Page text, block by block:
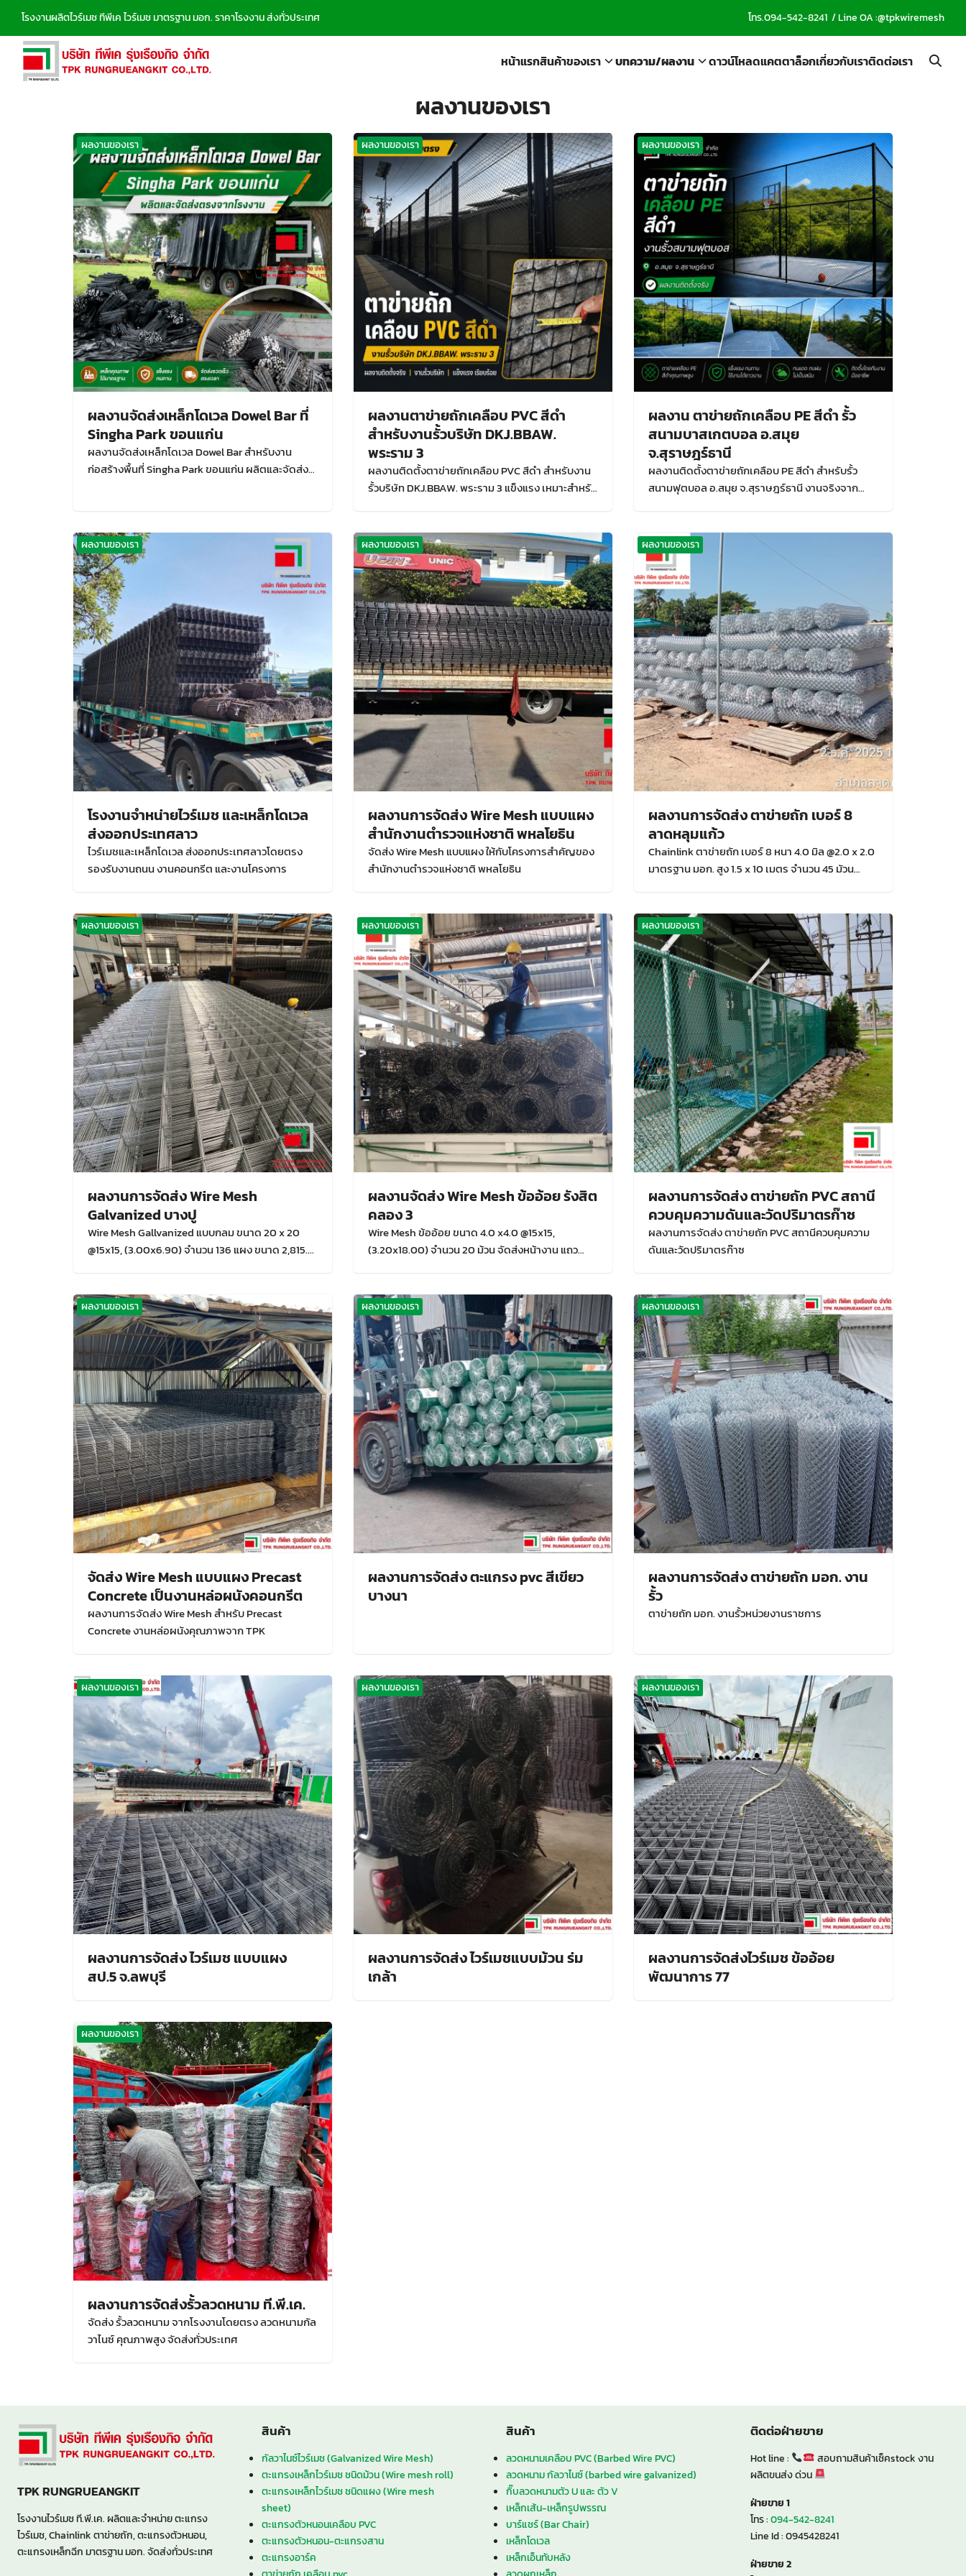
content
โรงงานผลิตไวร์เมช ทีพีเค ไวร์เมช มาตรฐาน มอก. ราคาโรงงาน ส่งทั่วประเทศ โทร.094-542-8241 / Line OA :@tpkwiremesh
หน้าแรกสินค้าของเรา บทความ/ผลงาน ดาวน์โหลดแคตตาล็อกเกี่ยวกับเราติดต่อเรา
ผลงานของเรา
ผลงานของเรา
ผลงานจัดส่งเหล็กโดเวล Dowel Bar ที่
Singha Park ขอนแก่น
ผลงานจัดส่งเหล็กโดเวล Dowel Bar สำหรับงาน
ก่อสร้างพื้นที่ Singha Park ขอนแก่น ผลิตและจัดส่ง
ผลงานของเรา
ผลงานตาข่ายถักเคลือบ PVC สีดำ
สำหรับงานรั้วบริษัท DKJ.BBAW.
พระราม 3
ผลงานติดตั้งตาข่ายถักเคลือบ PVC สีดำ สำหรับงาน
รั้วบริษัท DKJ.BBAW. พระราม 3 แข็งแรง เหมาะสำหรับ
ผลงานของเรา
ผลงาน ตาข่ายถักเคลือบ PE สีดำ รั้ว
สนามบาสเกตบอล อ.สมุย
จ.สุราษฎร์ธานี
ผลงานติดตั้งตาข่ายถักเคลือบ PE สีดำ สำหรับรั้ว
สนามฟุตบอล อ.สมุย จ.สุราษฎร์ธานี งานจริงจาก
ผลงานของเรา
โรงงานจำหน่ายไวร์เมช และเหล็กโดเวล
ส่งออกประเทศลาว
ไวร์เมชและเหล็กโดเวล ส่งออกประเทศลาวโดยตรง
รองรับงานถนน งานคอนกรีต และงานโครงการ
ผลงานของเรา
ผลงานการจัดส่ง Wire Mesh แบบแผง
สำนักงานตำรวจแห่งชาติ พหลโยธิน
จัดส่ง Wire Mesh แบบแผง ให้กับโครงการสำคัญของ
สำนักงานตำรวจแห่งชาติ พหลโยธิน
ผลงานของเรา
ผลงานการจัดส่ง ตาข่ายถัก เบอร์ 8
ลาดหลุมแก้ว
Chainlink ตาข่ายถัก เบอร์ 8 หนา 4.0 มิล @2.0 x 2.0
มาตรฐาน มอก. สูง 1.5 x 10 เมตร จำนวน 45 มัวน
ผลงานของเรา
ผลงานการจัดส่ง Wire Mesh
Galvanized บางปู
Wire Mesh Gallvanized แบบกลม ขนาด 20 x 20
@15x15, (3.00x6.90) จำนวน 136 แผง ขนาด 2,815.2
ผลงานของเรา
ผลงานจัดส่ง Wire Mesh ข้ออ้อย รังสิต
คลอง 3
Wire Mesh ข้ออ้อย ขนาด 4.0 x4.0 @15x15,
(3.20x18.00) จำนวน 20 ม้วน จัดส่งหน้างาน แถว
ผลงานของเรา
ผลงานการจัดส่ง ตาข่ายถัก PVC สถานี
ควบคุมความดันและวัดปริมาตรก๊าซ
ผลงานการจัดส่ง ตาข่ายถัก PVC สถานีควบคุมความ
ดันและวัดปริมาตรก๊าซ
ผลงานของเรา
จัดส่ง Wire Mesh แบบแผง Precast
Concrete เป็นงานหล่อผนังคอนกรีต
ผลงานการจัดส่ง Wire Mesh สำหรับ Precast
Concrete งานหล่อผนังคุณภาพจาก TPK
ผลงานของเรา
ผลงานการจัดส่ง ตะแกรง pvc สีเขียว
บางนา
ผลงานของเรา
ผลงานการจัดส่ง ตาข่ายถัก มอก. งาน
รั้ว
ตาข่ายถัก มอก. งานรั้วหน่วยงานราชการ
ผลงานของเรา
ผลงานการจัดส่ง ไวร์เมช แบบแผง
สป.5 จ.ลพบุรี
ผลงานของเรา
ผลงานการจัดส่ง ไวร์เมชแบบม้วน ร่ม
เกล้า
ผลงานของเรา
ผลงานการจัดส่งไวร์เมช ข้ออ้อย
พัฒนาการ 77
ผลงานของเรา
ผลงานการจัดส่งรั้วลวดหนาม ที.พี.เค.
จัดส่ง รั้วลวดหนาม จากโรงงานโดยตรง ลวดหนามกัล
วาไนซ์ คุณภาพสูง จัดส่งทั่วประเทศ
TPK RUNGRUEANGKIT
โรงงานไวร์เมช ที.พี.เค. ผลิตและจำหน่าย ตะแกรง
ไวร์เมช, Chainlink ตาข่ายถัก, ตะแกรงตัวหนอน,
ตะแกรงเหล็กฉีก มาตรฐาน มอก. จัดส่งทั่วประเทศ
สินค้า
กัลวาไนซ์ไวร์เมช (Galvanized Wire Mesh)
ตะแกรงเหล็กไวร์เมช ชนิดม้วน (Wire mesh roll)
ตะแกรงเหล็กไวร์เมช ชนิดแผง (Wire mesh
sheet)
ตะแกรงตัวหนอนเคลือบ PVC
ตะแกรงตัวหนอน-ตะแกรงสาน
ตะแกรงอาร์ค
สินค้า
ลวดหนามเคลือบ PVC (Barbed Wire PVC)
ลวดหนาม กัลวาไนซ์ (barbed wire galvanized)
กิ๊บลวดหนามตัว U และ ตัว V
เหล็กเส้น-เหล็กรูปพรรณ
บาร์แชร์ (Bar Chair)
เหล็กโดเวล
เหล็กเอ็นทับหลัง
ติดต่อฝ่ายขาย
Hot line :
สอบถามสินค้าเช็คstock งาน
ผลิตขนส่ง ด่วน
ฝ่ายขาย 1
โทร :094-542-8241
Line Id : 0945428241
ฝ่ายขาย 2